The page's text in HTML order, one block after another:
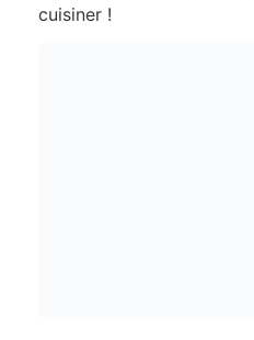
cuisiner !